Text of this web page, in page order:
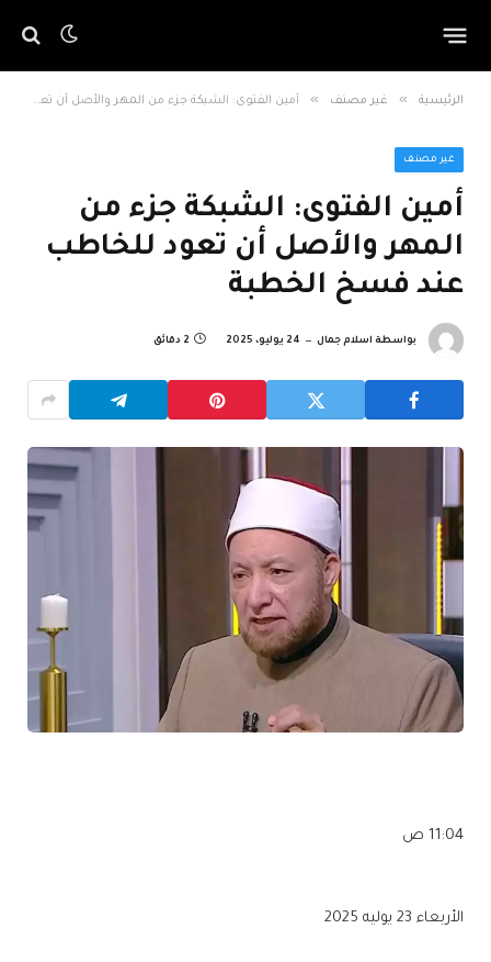
الرئيسية » غير مصنف » أمين الفتوى: الشبكة جزء من المهر والأصل أن تعود للخاطب عند فسخ الخطبة
غير مصنف
أمين الفتوى: الشبكة جزء من
المهر والأصل أن تعود للخاطب
عند فسخ الخطبة
بواسطة اسلام جمال 24 يوليو، 2025 2 دقائق
11:04 ص
الأربعاء 23 يوليه 2025